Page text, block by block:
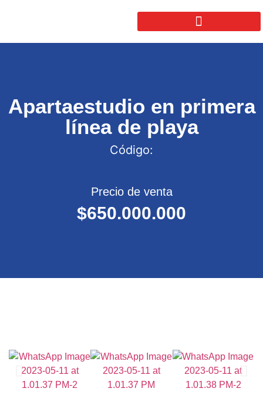
Apartaestudio en primera
línea de playa
Código:
Precio de venta
$650.000.000